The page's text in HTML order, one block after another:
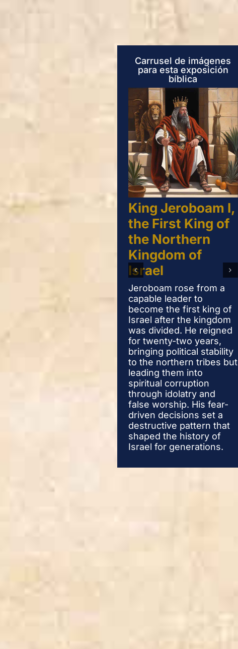
Carrusel de imágenes
para esta exposición
bíblica
King Jeroboam I,
the First King of
the Northern
Kingdom of
Israel
Jeroboam rose from a
capable leader to
become the first king of
Israel after the kingdom
was divided. He reigned
for twenty-two years,
bringing political stability
to the northern tribes but
leading them into
spiritual corruption
through idolatry and
false worship. His fear-
driven decisions set a
destructive pattern that
shaped the history of
Israel for generations.